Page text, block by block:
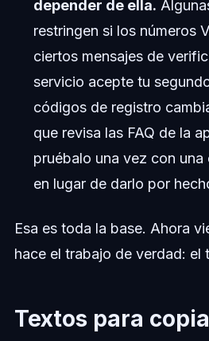
depender de ella.
restringen si los números
ciertos mensajes de
servicio acepte tu
códigos de registro
que revisa las FAQ de la
pruébalo una vez con una
en lugar de darlo por
Esa es toda la base. Ahora
hace el trabajo de verdad: el
Textos para